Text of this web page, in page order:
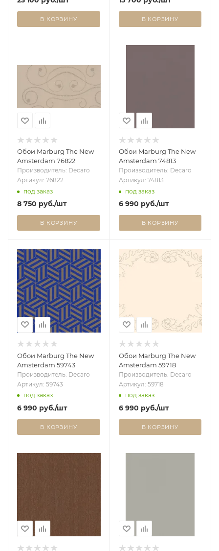
В КОРЗИНУ В КОРЗИНУ
Обои Marburg The New
Amsterdam 76822
Производитель: Decaro
Артикул: 76822
под заказ
8 750 руб./шт
В КОРЗИНУ
Обои Marburg The New
Amsterdam 74813
Производитель: Decaro
Артикул: 74813
под заказ
6 990 руб./шт
В КОРЗИНУ
Обои Marburg The New
Amsterdam 59743
Производитель: Decaro
Артикул: 59743
под заказ
6 990 руб./шт
В КОРЗИНУ
Обои Marburg The New
Amsterdam 59718
Производитель: Decaro
Артикул: 59718
под заказ
6 990 руб./шт
В КОРЗИНУ